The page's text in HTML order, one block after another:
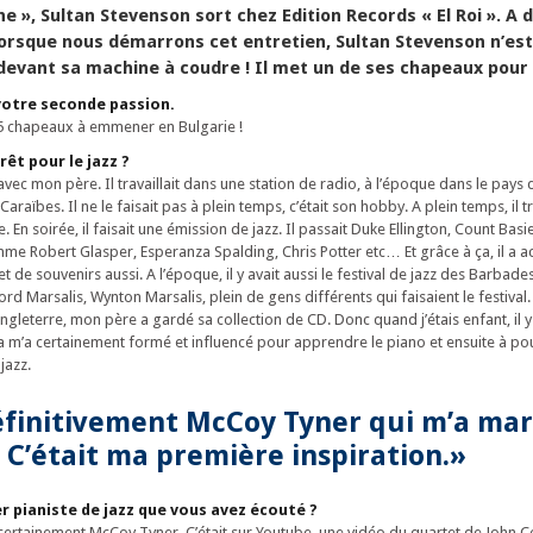
», Sultan Stevenson sort chez Edition Records « El Roi ». A
nous démarrons cet entretien, Sultan Stevenson
sa machine à coudre ! Il met un de ses chapeaux pour
seconde passion.
chapeaux à emmener en Bulgarie !
pour le jazz ?
mon père. Il travaillait dans une station de radio, à l’époque dans le pays
Il ne le faisait pas à plein temps, c’était son hobby. A plein temps, il
En soirée, il faisait une émission de jazz. Il passait Duke Ellington, Count
Robert Glasper, Esperanza Spalding, Chris Potter etc… Et grâce à ça, il a
de souvenirs aussi. A l’époque, il y avait aussi le festival de jazz des
Marsalis, Wynton Marsalis, plein de gens différents qui faisaient le
mon père a gardé sa collection de CD. Donc quand j’étais enfant, il
m’a certainement formé et influencé pour apprendre le piano et ensuite à
McCoy Tyner qui m’a
C’était ma première inspiration.»
pianiste de jazz que vous avez écouté ?